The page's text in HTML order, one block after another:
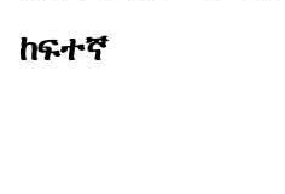
ከፍተኛ